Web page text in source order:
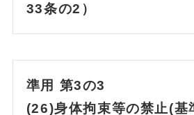
33条の2）
準用 第3の3
(26)身体拘束等の禁止(基